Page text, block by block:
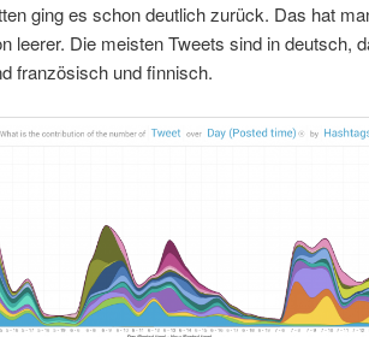
ging es schon deutlich zurück. Das hat
leerer. Die meisten Tweets sind in deutsch,
französisch und finnisch.